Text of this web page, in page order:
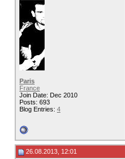
Paris
France
Join Date: Dec 2010
Posts: 693
Blog Entries: 4
26.08.2013, 12:01